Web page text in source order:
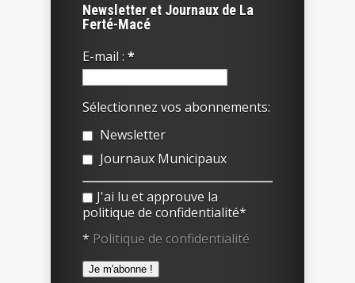
Newsletter et Journaux de La
Ferté-Macé
E-mail : *
Sélectionnez vos abonnements:
Newsletter
Journaux Municipaux
J'ai lu et approuve la
politique de confidentialité*
* Politique de confidentialité